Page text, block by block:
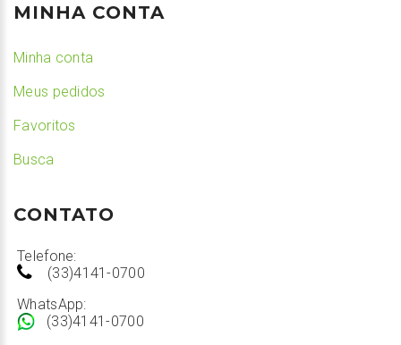
MINHA CONTA
Minha conta
Meus pedidos
Favoritos
Busca
CONTATO
Telefone:
(33)4141-0700
WhatsApp:
(33)4141-0700